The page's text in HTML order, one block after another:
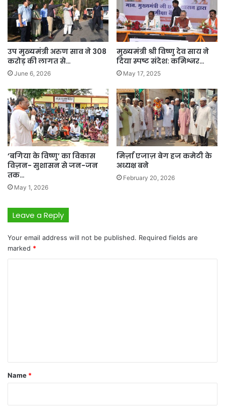
उप मुख्यमंत्री अरुण साव ने 308
करोड़ की लागत से…
June 6, 2026
मुख्यमंत्री श्री विष्णु देव साय ने
दिया स्पष्ट संदेश: कमिश्नर…
May 17, 2025
‘बगिया के विष्णु’ का विकास
विज़न- सुशासन से जन-जन
तक…
May 1, 2026
मिर्ज़ा एजाज़ बेग हज कमेटी के
अध्यक्ष बने
February 20, 2026
Leave a Reply
Your email address will not be published. Required fields are
marked *
*
Name *